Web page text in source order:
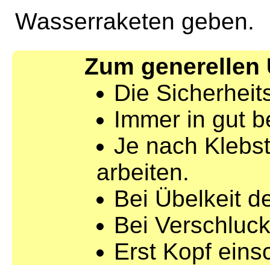
Wasserraketen geben.
Zum
Die
Immer in gut
Je nach
arbeiten.
Bei Übelkeit
Bei
Erst Kopf